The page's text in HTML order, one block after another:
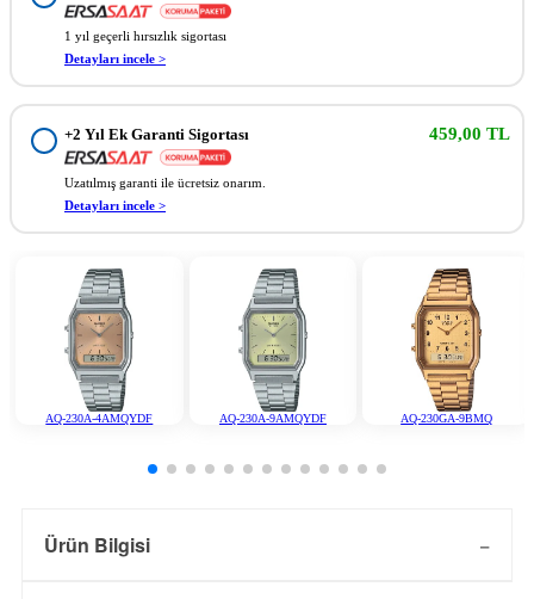
1 yıl geçerli hırsızlık sigortası
Detayları incele >
+2 Yıl Ek Garanti Sigortası 459,00 TL
Uzatılmış garanti ile ücretsiz onarım.
Detayları incele >
AQ-230A-4AMQYDF AQ-230A-9AMQYDF AQ-230GA-9BMQ
Ürün Bilgisi